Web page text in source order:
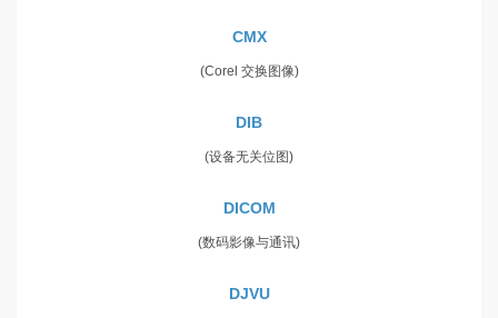
CMX
(Corel 交换图像)
DIB
(设备无关位图)
DICOM
(数码影像与通讯)
DJVU